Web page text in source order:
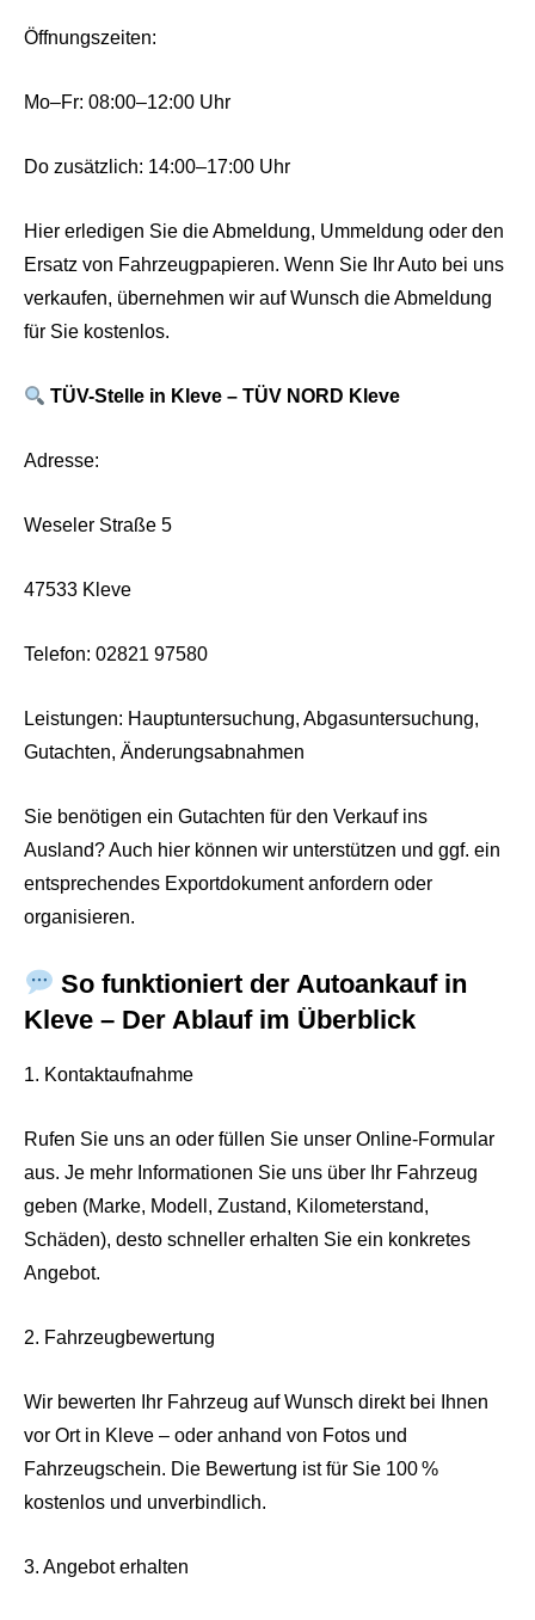
Öffnungszeiten:
Mo–Fr: 08:00–12:00 Uhr
Do zusätzlich: 14:00–17:00 Uhr
Hier erledigen Sie die Abmeldung, Ummeldung oder den
Ersatz von Fahrzeugpapieren. Wenn Sie Ihr Auto bei uns
verkaufen, übernehmen wir auf Wunsch die Abmeldung
für Sie kostenlos.
TÜV-Stelle in Kleve – TÜV NORD Kleve
Adresse:
Weseler Straße 5
47533 Kleve
Telefon: 02821 97580
Leistungen: Hauptuntersuchung, Abgasuntersuchung,
Gutachten, Änderungsabnahmen
Sie benötigen ein Gutachten für den Verkauf ins
Ausland? Auch hier können wir unterstützen und ggf. ein
entsprechendes Exportdokument anfordern oder
organisieren.
So funktioniert der Autoankauf in
Kleve – Der Ablauf im Überblick
1. Kontaktaufnahme
Rufen Sie uns an oder füllen Sie unser Online-Formular
aus. Je mehr Informationen Sie uns über Ihr Fahrzeug
geben (Marke, Modell, Zustand, Kilometerstand,
Schäden), desto schneller erhalten Sie ein konkretes
Angebot.
2. Fahrzeugbewertung
Wir bewerten Ihr Fahrzeug auf Wunsch direkt bei Ihnen
vor Ort in Kleve – oder anhand von Fotos und
Fahrzeugschein. Die Bewertung ist für Sie 100 %
kostenlos und unverbindlich.
3. Angebot erhalten